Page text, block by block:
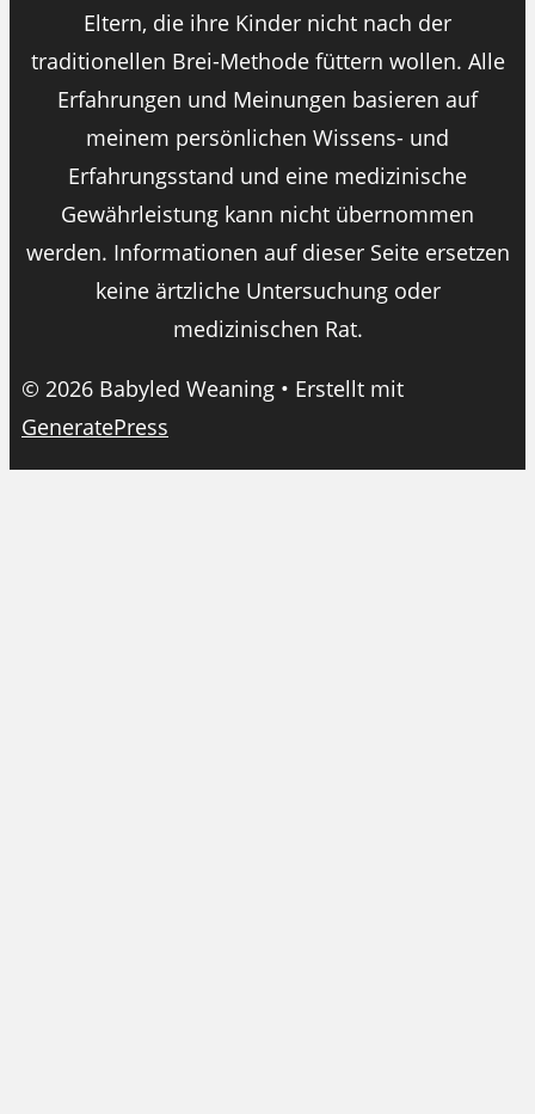
Eltern, die ihre Kinder nicht nach der
traditionellen Brei-Methode füttern wollen. Alle
Erfahrungen und Meinungen basieren auf
meinem persönlichen Wissens- und
Erfahrungsstand und eine medizinische
Gewährleistung kann nicht übernommen
werden. Informationen auf dieser Seite ersetzen
keine ärtzliche Untersuchung oder
medizinischen Rat.
© 2026 Babyled Weaning • Erstellt mit
GeneratePress